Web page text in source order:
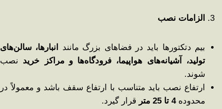
الزامات نصب
بیم دتکتورها باید در فضاهای بزرگ مانند
انبارها، سالن‌های
تولید، آشیانه‌های هواپیما، فرودگاه‌ها و مراکز خرید نصب
شوند.
ارتفاع نصب باید متناسب با ارتفاع سقف باشد و معمولاً در
محدوده4 تا 25 متر
قرار گیرد.